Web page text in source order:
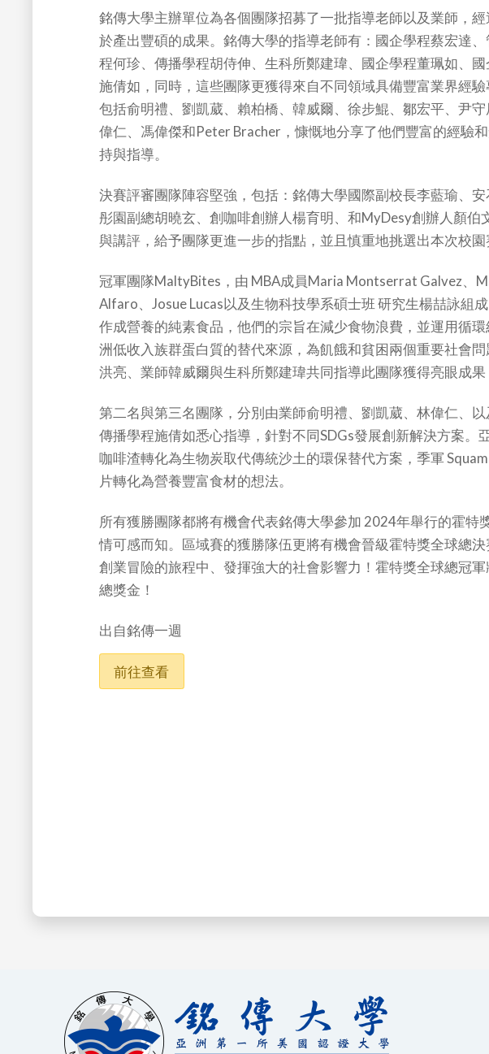
銘傳大學主辦單位為各個團隊招募了一批指導老師以及業師，
於產出豐碩的成果。銘傳大學的指導老師有：國企學程蔡宏達
程何珍、傳播學程胡侍伸、生科所鄭建瑋、國企學程董珮如、
施倩如，同時，這些團隊更獲得來自不同領域具備豐富業界經
包括俞明禮、劉凱葳、賴柏橋、韓威爾、徐步鯤、鄒宏平、尹
偉仁、馮偉傑和Peter Bracher，慷慨地分享了他們豐富的經驗
持與指導。
決賽評審團隊陣容堅強，包括：銘傳大學國際副校長李藍瑜、
彤園副總胡曉玄、創咖啡創辦人楊育明、和MyDesy創辦人顏伯
與講評，給予團隊更進一步的指點，並且慎重地挑選出本次校園
冠軍團隊MaltyBites，由 MBA成員Maria Montserrat Galvez、
Alfaro、Josue Lucas以及生物科技學系碩士班 研究生楊喆詠組
作成營養的純素食品，他們的宗旨在減少食物浪費，並運用循
洲低收入族群蛋白質的替代來源，為飢餓和貧困兩個重要社會
洪亮、業師韓威爾與生科所鄭建瑋共同指導此團隊獲得亮眼成果
第二名與第三名團隊，分別由業師俞明禮、劉凱葳、林偉仁、以
傳播學程施倩如悉心指導，針對不同SDGs發展創新解決方案。
咖啡渣轉化為生物炭取代傳統沙土的環保替代方案，季軍
片轉化為營養豐富食材的想法。
所有獲勝團隊都將有機會代表銘傳大學參加 2024年舉行的霍特
情可感而知。區域賽的獲勝隊伍更將有機會晉級霍特獎全球總
創業冒險的旅程中、發揮強大的社會影響力！霍特獎全球總冠
總獎金！
出自銘傳一週
前往查看